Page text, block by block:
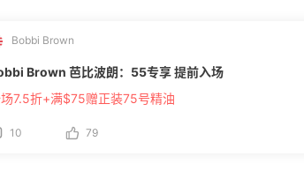
Bobbi Brown
Brown 芭比波朗：55专享 提前入场
7.5折+满$75赠正装75号精油
10 79